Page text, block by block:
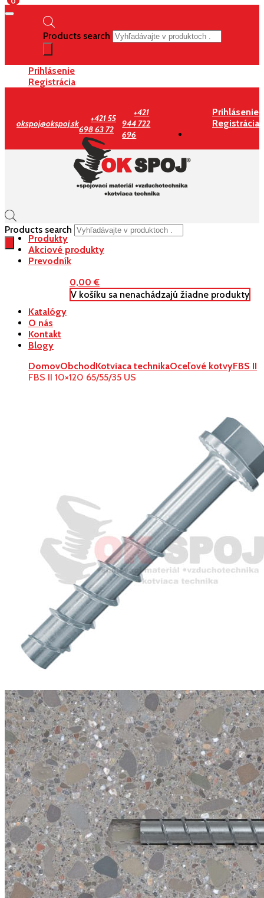
Products search
Prihlásenie
Registrácia
okspoj@okspoj.sk
+421 55
698 63 72
+421
944 722
696
Prihlásenie
Registrácia
Products search
0,00€
V košíku sa nenachádzajú žiadne produkty
Produkty
Akciové produkty
Prevodník
Katalógy
O nás
Kontakt
Blogy
DomovObchodKotviaca technikaOceľové kotvyFBS II
FBS II 10×120 65/55/35 US